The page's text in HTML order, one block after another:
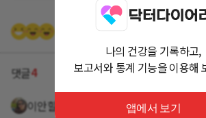
댓글4
이안할미
나의 건강을 기록하고,
보고서와 통계 기능을 이용해
앱에서 보기